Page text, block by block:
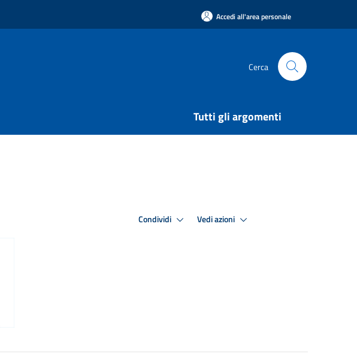
Accedi all'area personale
Cerca
Tutti gli argomenti
Condividi Vedi azioni